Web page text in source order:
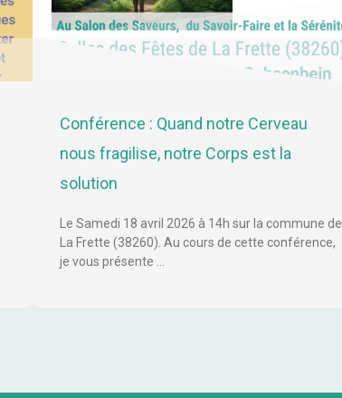
Conférence : Quand notre Cerveau
nous fragilise, notre Corps est la
solution
Le Samedi 18 avril 2026 à 14h sur la commune de
La Frette (38260). Au cours de cette conférence,
je vous présente …